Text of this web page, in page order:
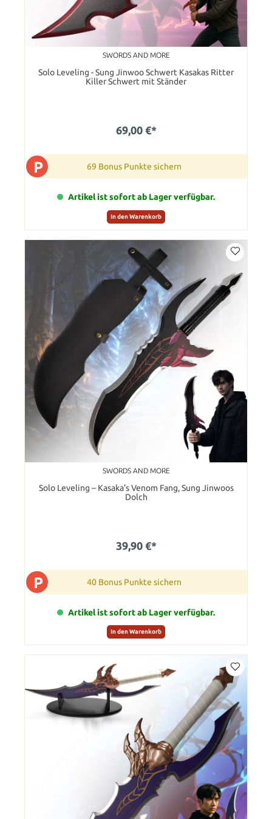
SWORDS AND MORE
Solo Leveling - Sung Jinwoo Schwert Kasakas Ritter
Killer Schwert mit Ständer
69,00 €*
P 69 Bonus Punkte sichern
Artikel ist sofort ab Lager verfügbar.
In den Warenkorb
SWORDS AND MORE
Solo Leveling – Kasaka’s Venom Fang, Sung Jinwoos
Dolch
39,90 €*
P 40 Bonus Punkte sichern
Artikel ist sofort ab Lager verfügbar.
In den Warenkorb